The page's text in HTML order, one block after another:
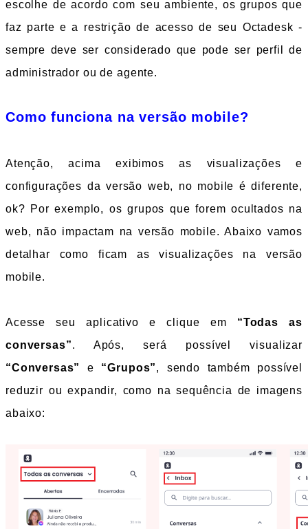
escolhe de acordo com seu ambiente, os grupos que
faz parte e a restrição de acesso de seu Octadesk -
sempre deve ser considerado que pode ser perfil de
administrador ou de agente.
Como funciona na versão mobile?
Atenção, acima exibimos as visualizações e
configurações da versão web, no mobile é diferente,
ok? Por exemplo, os grupos que forem ocultados na
web, não impactam na versão mobile. Abaixo vamos
detalhar como ficam as visualizações na versão
mobile.
Acesse seu aplicativo e clique em “Todas as
conversas”
“Conversas” e “Grupos”, sendo também possível
reduzir ou expandir, como na sequência de imagens
abaixo: